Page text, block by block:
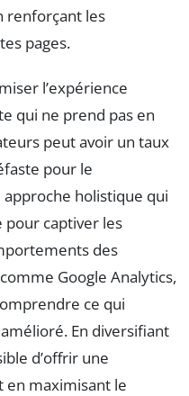
renforçant les
pages.
l’expérience
qui ne prend pas en
peut avoir un taux
pour le
holistique qui
pour captiver les
des
Google Analytics,
ce qui
En diversifiant
d’offrir une
en maximisant le